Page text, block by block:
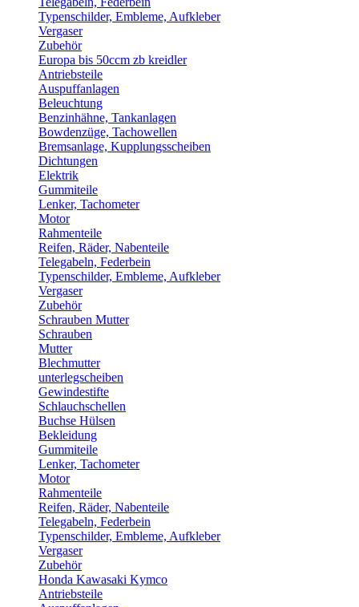
Typenschilder, Embleme, Aufkleber
Vergaser
Zubehör
Europa bis 50ccm zb kreidler
Antriebsteile
Auspuffanlagen
Beleuchtung
Benzinhähne, Tankanlagen
Bowdenzüge, Tachowellen
Bremsanlage, Kupplungsscheiben
Dichtungen
Elektrik
Gummiteile
Lenker, Tachometer
Motor
Rahmenteile
Reifen, Räder, Nabenteile
Telegabeln, Federbein
Typenschilder, Embleme, Aufkleber
Vergaser
Zubehör
Schrauben Mutter
Schrauben
Mutter
Blechmutter
unterlegscheiben
Gewindestifte
Schlauchschellen
Buchse Hülsen
Bekleidung
Gummiteile
Lenker, Tachometer
Motor
Rahmenteile
Reifen, Räder, Nabenteile
Telegabeln, Federbein
Typenschilder, Embleme, Aufkleber
Vergaser
Zubehör
Honda Kawasaki Kymco
Antriebsteile